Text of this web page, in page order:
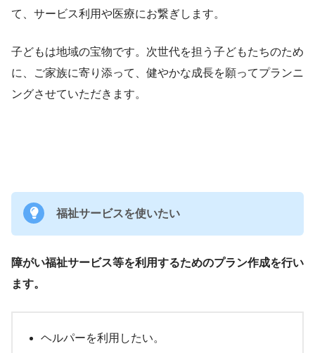
て、サービス利用や医療にお繋ぎします。
子どもは地域の宝物です。次世代を担う子どもたちのため
に、ご家族に寄り添って、健やかな成長を願ってプランニ
ングさせていただきます。
福祉サービスを使いたい
障がい福祉サービス等を利用するためのプラン作成を行い
ます。
ヘルパーを利用したい。